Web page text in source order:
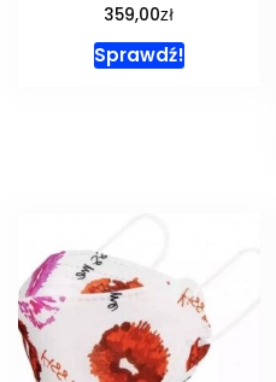
359,00zł
Sprawdź!